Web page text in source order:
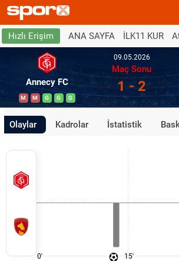
Hızlı Erişim ANA SAYFA İLK11 KUR
Annecy FC
M M G G G
09.05.2026
Maç Sonu
1 - 2
Olaylar Kadrolar İstatistik
0' 15'